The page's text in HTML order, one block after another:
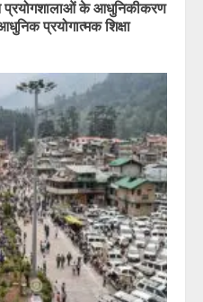
प्रयोगशालाओं के आधुनिकीकरण
प्रयोगात्मक शिक्षा